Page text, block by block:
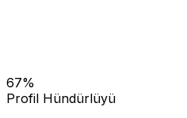
67%
Profil Hündürlüyü